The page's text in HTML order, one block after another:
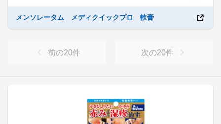
メンソレータム メディクイックプロ 軟膏
前の20件 次の20件